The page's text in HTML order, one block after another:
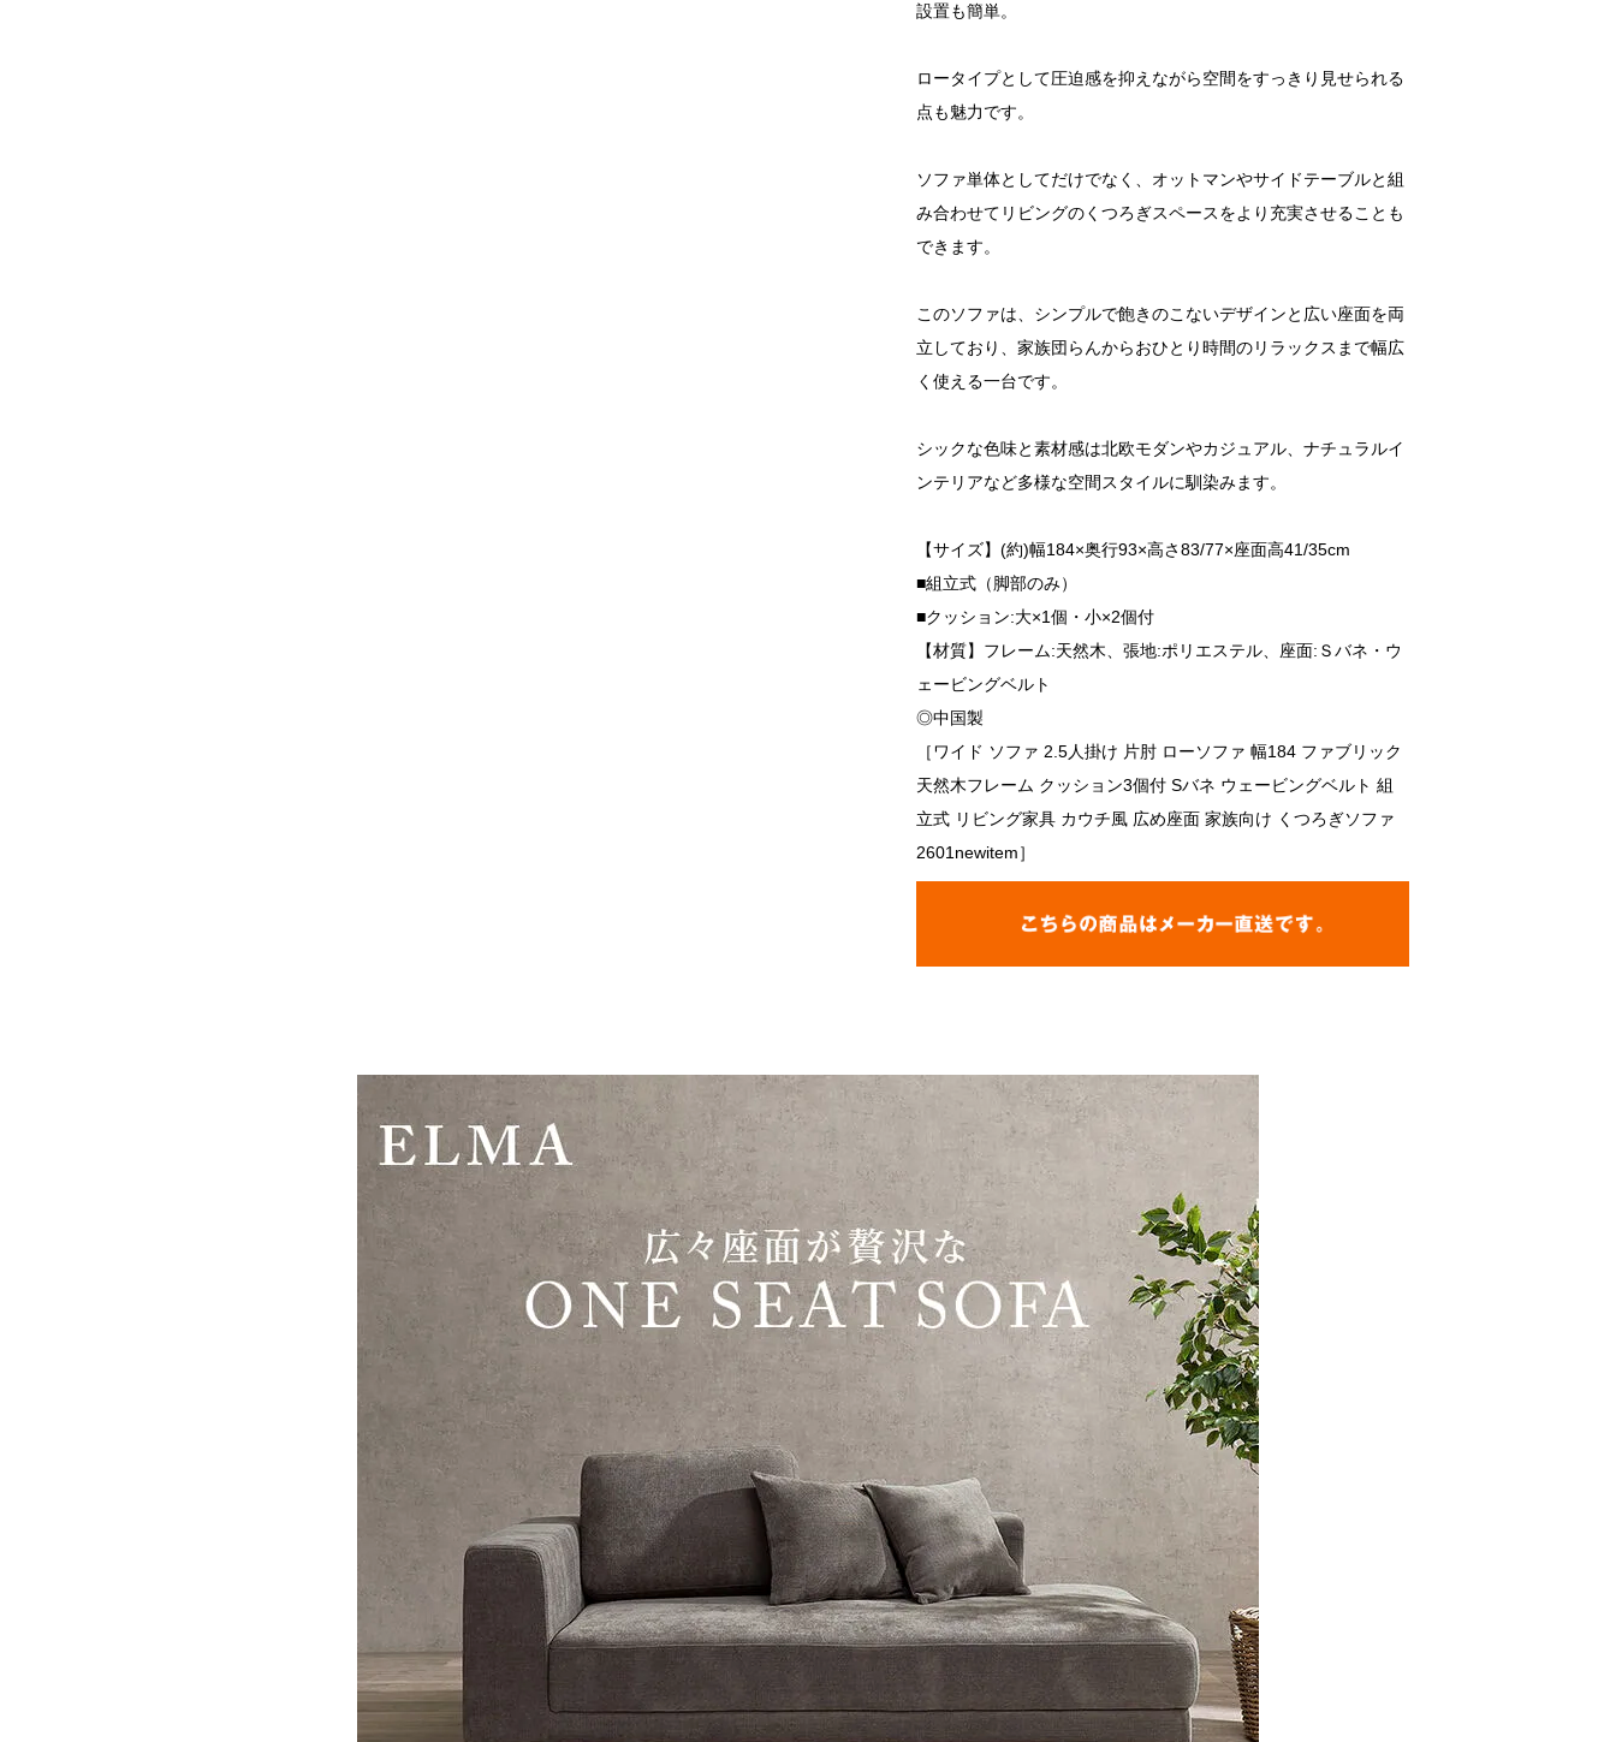
設置も簡単。
ロータイプとして圧迫感を抑えながら空間をすっきり見せられる
点も魅力です。
ソファ単体としてだけでなく、オットマンやサイドテーブルと組
み合わせてリビングのくつろぎスペースをより充実させることも
できます。
このソファは、シンプルで飽きのこないデザインと広い座面を両
立しており、家族団らんからおひとり時間のリラックスまで幅広
く使える一台です。
シックな色味と素材感は北欧モダンやカジュアル、ナチュラルイ
ンテリアなど多様な空間スタイルに馴染みます。
【サイズ】(約)幅184×奥行93×高さ83/77×座面高41/35cm
■組立式（脚部のみ）
■クッション:大×1個・小×2個付
【材質】フレーム:天然木、張地:ポリエステル、座面:Ｓバネ・ウ
ェービングベルト
◎中国製
［ワイド ソファ 2.5人掛け 片肘 ローソファ 幅184 ファブリック
天然木フレーム クッション3個付 Sバネ ウェービングベルト 組
立式 リビング家具 カウチ風 広め座面 家族向け くつろぎソファ
2601newitem］